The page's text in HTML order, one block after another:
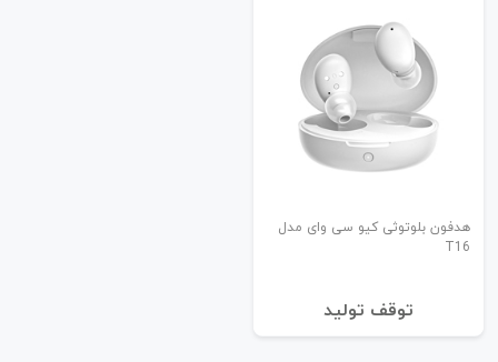
هدفون بلوتوثی کیو سی وای مدل
T16
توقف تولید